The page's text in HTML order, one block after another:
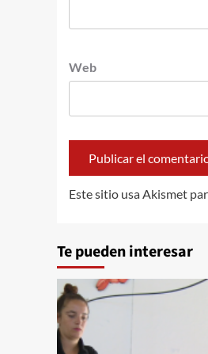
Web
Este sitio usa Akismet
Te pueden interesar